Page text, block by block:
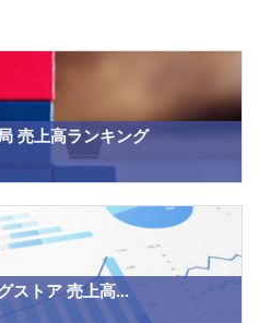
売上高ランキング
ストア 売上高...